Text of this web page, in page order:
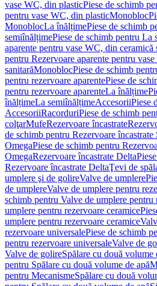
vase WC, din plasticPiese de schimb
pentru vase WC, din plasticMonobloc
MonoblocLa înălțimePiese de schimb
semiînălțimePiese de schimb pentru La
aparente pentru vase WC, din ceramică
pentru Rezervoare aparente pentru
sanitarăMonoblocPiese de schimb
pentru rezervoare aparentePiese de
pentru rezervoare aparenteLa înălțime
înălțimeLa semiînălțimeAccesoriiPiese
AccesoriiRacorduriPiese de schimb
colţarMufeRezervoare încastrate
de schimb pentru Rezervoare încastrate
OmegaPiese de schimb pentru
OmegaRezervoare încastrate Delta
Rezervoare încastrate DeltaŢevi de
umplere şi de golireValve de umplere
de umplereValve de umplere pentru
schimb pentru Valve de umplere pentru
umplere pentru rezervoare ceramice
umplere pentru rezervoare ceramice
rezervoare universalePiese de schimb
pentru rezervoare universaleValve de
Valve de golireSpălare cu două volume
pentru Spălare cu două volume de apă
pentru MecanismeSpălare cu două